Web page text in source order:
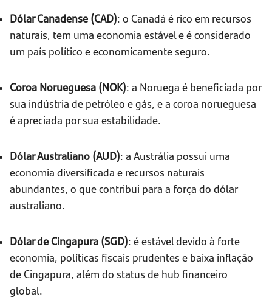
Dólar Canadense (CAD): o Canadá é rico em recursos
naturais, tem uma economia estável e é considerado
um país político e economicamente seguro.
Coroa Norueguesa (NOK): a Noruega é beneficiada por
sua indústria de petróleo e gás, e a coroa norueguesa
é apreciada por sua estabilidade.
Dólar Australiano (AUD): a Austrália possui uma
economia diversificada e recursos naturais
abundantes, o que contribui para a força do dólar
australiano.
Dólar de Cingapura (SGD): é estável devido à forte
economia, políticas fiscais prudentes e baixa inflação
de Cingapura, além do status de hub financeiro
global.